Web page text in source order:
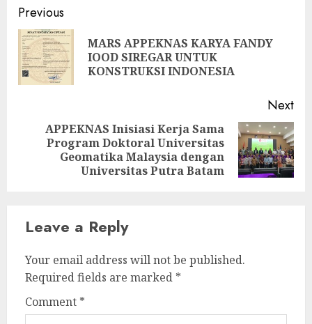
Post
navigation
Previous
MARS APPEKNAS KARYA FANDY
IOOD SIREGAR UNTUK
KONSTRUKSI INDONESIA
Next
APPEKNAS Inisiasi Kerja Sama
Program Doktoral Universitas
Geomatika Malaysia dengan
Universitas Putra Batam
Leave a Reply
Your email address will not be published.
Required fields are marked *
Comment *